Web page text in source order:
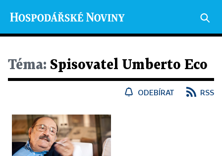
Téma: Spisovatel Umberto Eco
ODEBÍRAT RSS